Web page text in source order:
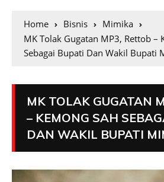
Home Bisnis
Mimika
MK Tolak Gugatan MP3, Rettob –
Sebagai Bupati Dan Wakil Bupati
MK TOLAK GUGATAN
– KEMONG SAH
DAN WAKIL BUPATI